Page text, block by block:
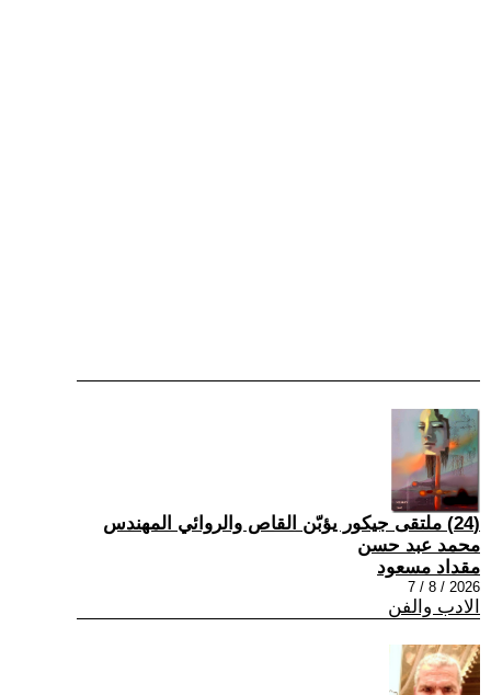
(24) ملتقى جيكور يؤبّن القاص والروائي المهندس
محمد عبد حسن
مقداد مسعود
2026 / 8 / 7
الادب والفن